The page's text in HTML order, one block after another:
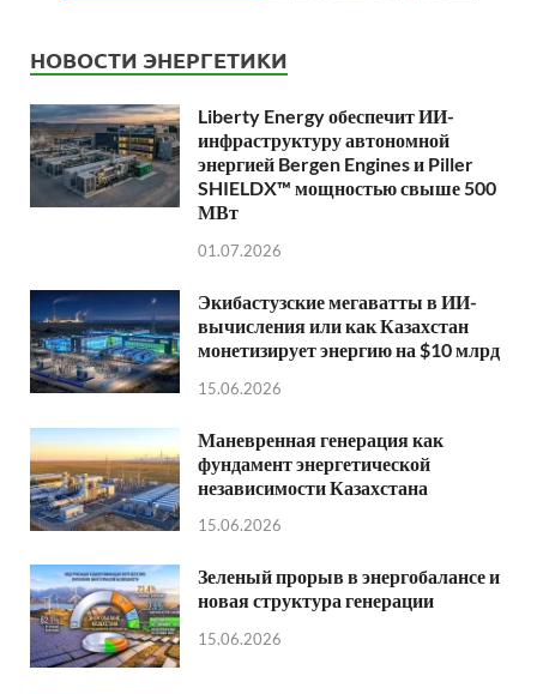
НОВОСТИ ЭНЕРГЕТИКИ
Liberty Energy обеспечит ИИ-
инфраструктуру автономной
энергией Bergen Engines и Piller
SHIELDX™ мощностью свыше 500
МВт
01.07.2026
Экибастузские мегаватты в ИИ-
вычисления или как Казахстан
монетизирует энергию на $10 млрд
15.06.2026
Маневренная генерация как
фундамент энергетической
независимости Казахстана
15.06.2026
Зеленый прорыв в энергобалансе и
новая структура генерации
15.06.2026